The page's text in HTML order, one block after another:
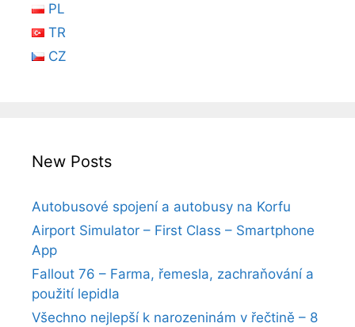
PL
TR
CZ
New Posts
Autobusové spojení a autobusy na Korfu
Airport Simulator – First Class – Smartphone
App
Fallout 76 – Farma, řemesla, zachraňování a
použití lepidla
Všechno nejlepší k narozeninám v řečtině – 8